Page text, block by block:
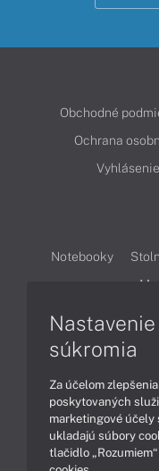
Obchodné
Ochrana
Notebooky
súkromia
Za účelom
poskytovaných
marketingové účely
ukladajú súbory
tlačidlo